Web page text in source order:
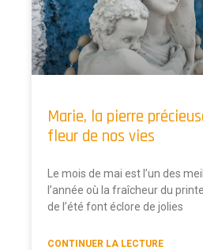
Marie, la pierre
fleur de nos vies
Le mois de mai est l’un des
l’année où la fraîcheur du
de l’été font éclore de jolies
CONTINUER LA LECTURE